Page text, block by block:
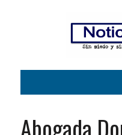
Abogada